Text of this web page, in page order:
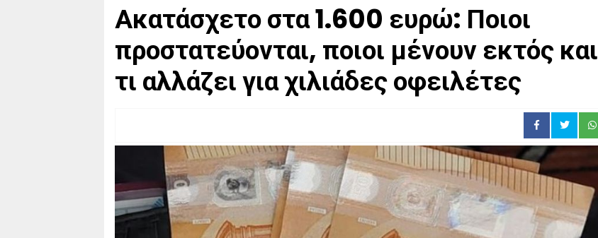
Ακατάσχετο στα 1.600 ευρώ: Ποιοι
προστατεύονται, ποιοι μένουν εκτός και
τι αλλάζει για χιλιάδες οφειλέτες